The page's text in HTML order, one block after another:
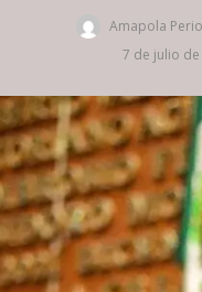
Amapola
7 de julio de